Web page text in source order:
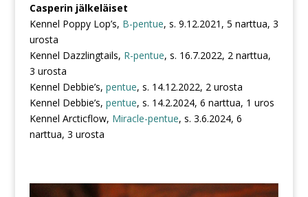
Casperin jälkeläiset
Kennel Poppy Lop’s, B-pentue, s. 9.12.2021, 5 narttua, 3
urosta
Kennel Dazzlingtails, R-pentue, s. 16.7.2022, 2 narttua,
3 urosta
Kennel Debbie’s, pentue, s. 14.12.2022, 2 urosta
Kennel Debbie’s, pentue, s. 14.2.2024, 6 narttua, 1 uros
Kennel Arcticflow, Miracle-pentue, s. 3.6.2024, 6
narttua, 3 urosta